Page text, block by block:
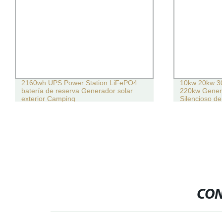
2160wh UPS Power Station LiFePO4
batería de reserva Generador solar
exterior Camping
10kw 20kw
220kw
Silencioso